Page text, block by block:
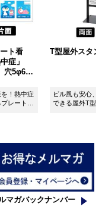
ト看
症」
5φ6カ
！熱中症
レート看
T型屋外スタ
ビル風も安心、
できる屋外T型
マガバックナンバー